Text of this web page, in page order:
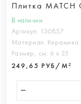
Плитка MATCH
В наличии
Артикул: 130857
Материал: Керамика
Размер, см: 6 х 25
249,65 РУБ/М²